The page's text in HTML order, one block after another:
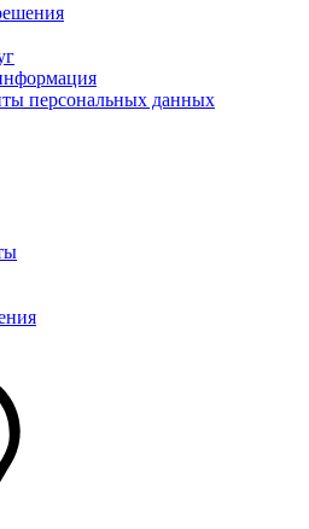
персональных данных